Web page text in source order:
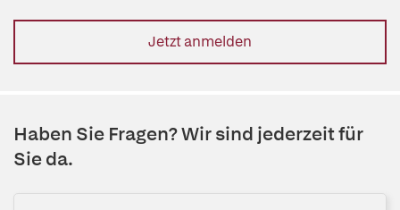
Jetzt anmelden
Haben Sie Fragen? Wir sind jederzeit für
Sie da.